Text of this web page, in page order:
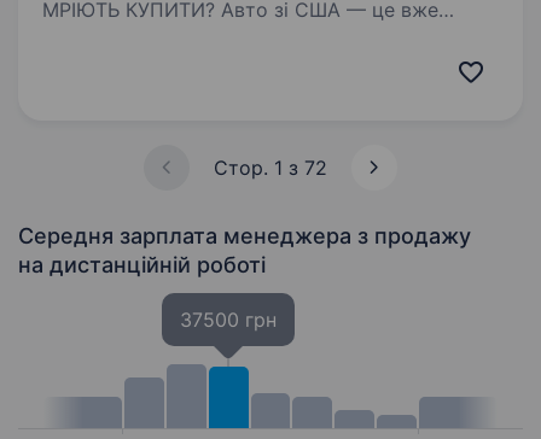
МРІЮТЬ КУПИТИ? Авто зі США — це вже
тебе — того, хто хоче не просто продавати,
Стор. 1 з 72
Середня зарплата менеджера з продажу
на дистанційній роботі
37500 грн